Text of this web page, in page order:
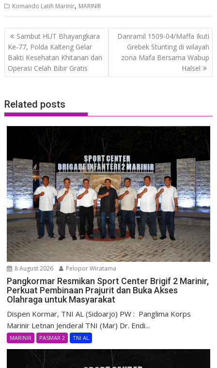
Komando Latih Marinir, MARINIR
Post
navigation
Sambut HUT Bhayangkara
Ke-77, Polda Kalteng Gelar
Bakti Kesehatan Khitanan dan
Operasi Celah Bibir Gratis
Danramil 1509-04/Maffa Ikuti
Grebek Stunting di wilayah
zona Mafa Bersama Wabup
Halsel
Related posts
8 August 2026 Pelopor Wiratama
Pangkormar Resmikan Sport Center Brigif 2 Marinir,
Perkuat Pembinaan Prajurit dan Buka Akses
Olahraga untuk Masyarakat
Dispen Kormar, TNI AL (Sidoarjo) PW : Panglima Korps
Marinir Letnan Jenderal TNI (Mar) Dr. Endi...
MARINIR PASMAR 2 TNI AL